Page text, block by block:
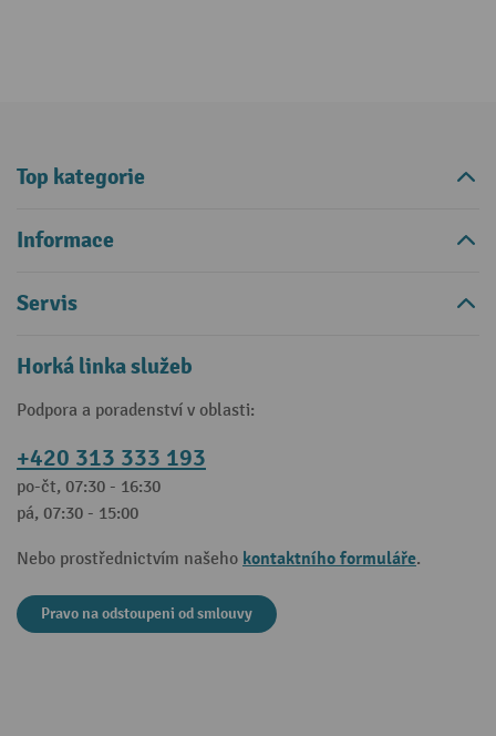
Top kategorie
Informace
Servis
Horká linka služeb
Podpora a poradenství v oblasti:
+420 313 333 193
po-čt, 07:30 - 16:30
pá, 07:30 - 15:00
Nebo prostřednictvím našeho kontaktního formuláře.
Pravo na odstoupeni od smlouvy